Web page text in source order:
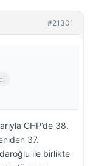
#21301
CHP’de 38.
37.
ile birlikte